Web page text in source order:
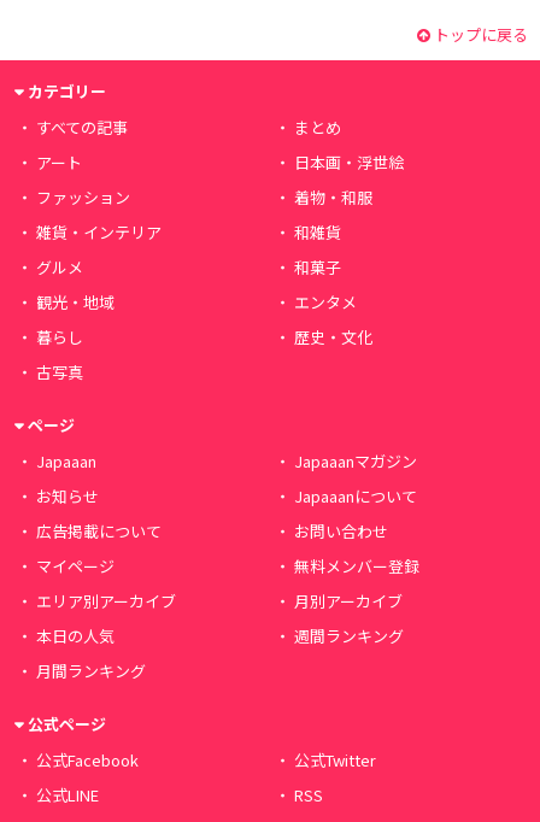
トップに戻る
カテゴリー
すべての記事
まとめ
アート
日本画・浮世絵
ファッション
着物・和服
雑貨・インテリア
和雑貨
グルメ
和菓子
観光・地域
エンタメ
暮らし
歴史・文化
古写真
ページ
Japaaan
Japaaanマガジン
お知らせ
Japaaanについて
広告掲載について
お問い合わせ
マイページ
無料メンバー登録
エリア別アーカイブ
月別アーカイブ
本日の人気
週間ランキング
月間ランキング
公式ページ
公式Facebook
公式Twitter
公式LINE
RSS